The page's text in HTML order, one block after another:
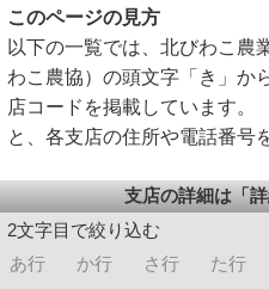
このページの見方
以下の一覧では、北びわこ農
わこ農協）の頭文字「き」か
店コードを掲載しています。
と、各支店の住所や電話番号
支店の詳細は「
2文字目で絞り込む
あ行 か行 さ行 た行